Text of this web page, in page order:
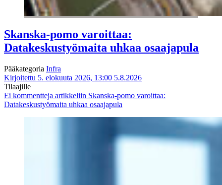
Skanska-pomo varoittaa:
Datakeskustyömaita uhkaa osaajapula
Pääkategoria Infra
Kirjoitettu 5. elokuuta 2026, 13:00 5.8.2026
Tilaajille
Ei kommentteja artikkeliin Skanska-pomo varoittaa:
Datakeskustyömaita uhkaa osaajapula